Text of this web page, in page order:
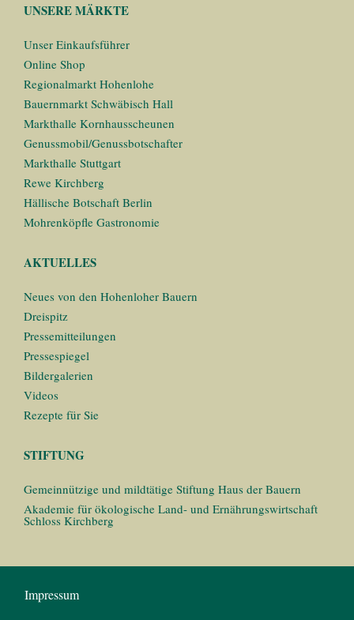
UNSERE MÄRKTE
Unser Einkaufsführer
Online Shop
Regionalmarkt Hohenlohe
Bauernmarkt Schwäbisch Hall
Markthalle Kornhausscheunen
Genussmobil/Genussbotschafter
Markthalle Stuttgart
Rewe Kirchberg
Hällische Botschaft Berlin
Mohrenköpfle Gastronomie
AKTUELLES
Neues von den Hohenloher Bauern
Dreispitz
Pressemitteilungen
Pressespiegel
Bildergalerien
Videos
Rezepte für Sie
STIFTUNG
Gemeinnützige und mildtätige Stiftung Haus der Bauern
Akademie für ökologische Land- und Ernährungswirtschaft
Schloss Kirchberg
Impressum